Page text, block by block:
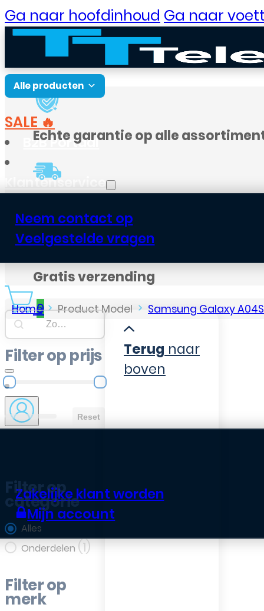
Ga naar hoofdinhoud Ga naar
Alle producten
SALE 🔥
B2B Portaal
Klantenservice
Neem contact op
Veelgestelde vragen
0
Zakelijke klant worden
Mijn account
Echte garantie op alle
Gratis verzending
Home Product Model Samsung Galaxy A04S
Searchbar
Search content
Filter op prijs
Filter op prijs
Reset
Filter op
categorie
Filter op categorie
Alles
Onderdelen (1)
Filter op
merk
Terug naar
boven